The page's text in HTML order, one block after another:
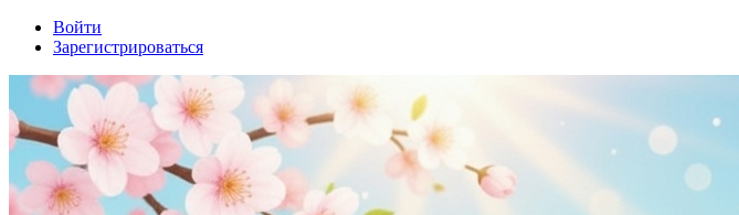
Войти
Зарегистрироваться